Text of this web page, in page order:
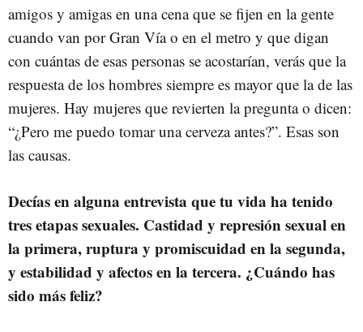
amigos y amigas en una cena que se fijen en la gente
cuando van por Gran Vía o en el metro y que digan
con cuántas de esas personas se acostarían, verás que la
respuesta de los hombres siempre es mayor que la de las
mujeres. Hay mujeres que revierten la pregunta o dicen:
“¿Pero me puedo tomar una cerveza antes?”. Esas son
las causas.
Decías en alguna entrevista que tu vida ha tenido
tres etapas sexuales. Castidad y represión sexual en
la primera, ruptura y promiscuidad en la segunda,
y estabilidad y afectos en la tercera. ¿Cuándo has
sido más feliz?